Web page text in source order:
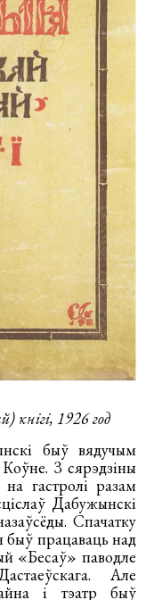
кнігі, 1926 год
быў вядучым
З сярэдзіны
гастролі разам
Дабужынскі
Спачатку
быў працаваць над
«Бесаў» паводле
Але
і тэатр быў